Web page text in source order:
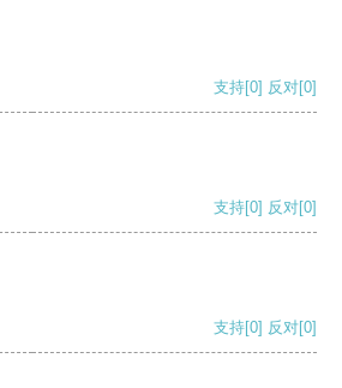
支持[0] 反对[0]
支持[0] 反对[0]
支持[0] 反对[0]